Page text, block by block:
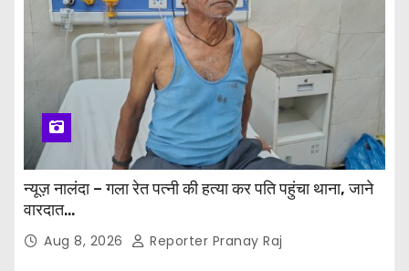
न्यूज़ नालंदा – गला रेत पत्नी की हत्या कर पति पहुंचा थाना, जाने
वारदात…
Aug 8, 2026 Reporter Pranay Raj